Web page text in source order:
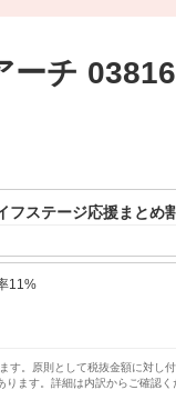
ーチ
フステージ応援まとめ
11%
す。原則として税抜金額に対し
ます。詳細は内訳からご確認く